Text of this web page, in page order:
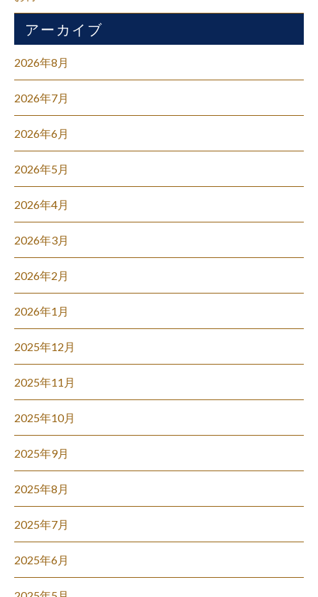
アーカイブ
2026年8月
2026年7月
2026年6月
2026年5月
2026年4月
2026年3月
2026年2月
2026年1月
2025年12月
2025年11月
2025年10月
2025年9月
2025年8月
2025年7月
2025年6月